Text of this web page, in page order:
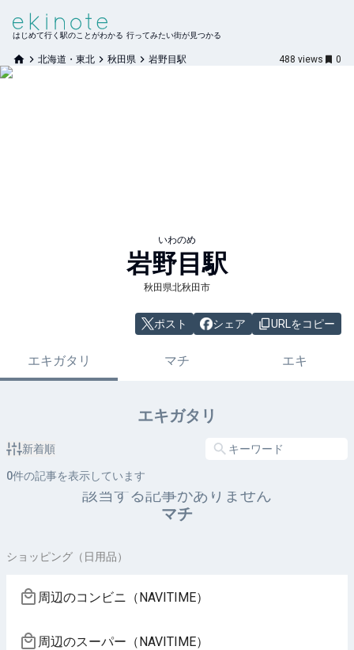
はじめて行く駅のことがわかる 行ってみたい街が見つかる
北海道・東北 秋田県 岩野目駅 488 views 0
いわのめ
岩野目駅
秋田県北秋田市
ポスト シェア URLをコピー
エキガタリ マチ エキ
エキガタリ
新着順
0件の記事を表示しています
該当する記事がありません
マチ
ショッピング（日用品）
周辺のコンビニ（NAVITIME）
周辺のスーパー（NAVITIME）